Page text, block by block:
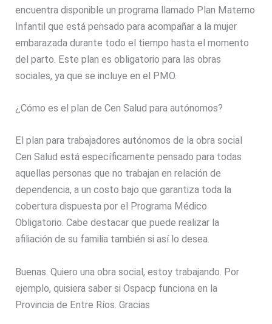
encuentra disponible un programa llamado Plan Materno
Infantil que está pensado para acompañar a la mujer
embarazada durante todo el tiempo hasta el momento
del parto. Este plan es obligatorio para las obras
sociales, ya que se incluye en el PMO.
¿Cómo es el plan de Cen Salud para autónomos?
El plan para trabajadores autónomos de la obra social
Cen Salud está específicamente pensado para todas
aquellas personas que no trabajan en relación de
dependencia, a un costo bajo que garantiza toda la
cobertura dispuesta por el Programa Médico
Obligatorio. Cabe destacar que puede realizar la
afiliación de su familia también si así lo desea.
Buenas. Quiero una obra social, estoy trabajando. Por
ejemplo, quisiera saber si Ospacp funciona en la
Provincia de Entre Ríos. Gracias